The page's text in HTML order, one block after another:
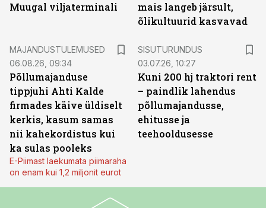
Muugal viljaterminali
mais langeb järsult,
õlikultuurid kasvavad
MAJANDUSTULEMUSED
06.08.26, 09:34
Põllumajanduse
tippjuhi Ahti Kalde
firmades käive üldiselt
kerkis, kasum samas
nii kahekordistus kui
ka sulas pooleks
E-Piimast laekumata piimaraha
on enam kui 1,2 miljonit eurot
SISUTURUNDUS
03.07.26, 10:27
Kuni 200 hj traktori rent
– paindlik lahendus
põllumajandusse,
ehitusse ja
teehooldusesse